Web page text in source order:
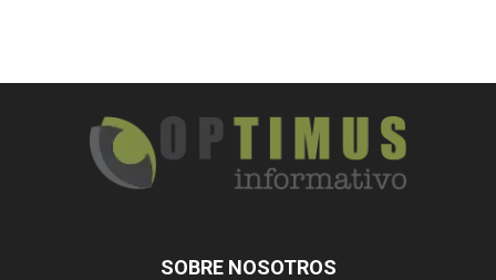
SOBRE NOSOTROS